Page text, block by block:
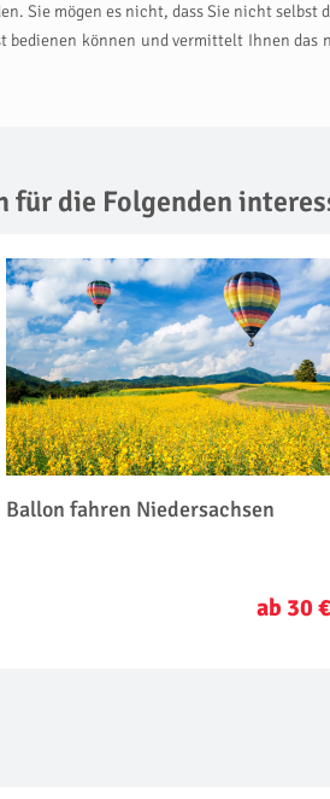
Sie mögen es nicht, dass Sie nicht selbst
bedienen können und vermittelt Ihnen das
für die Folgenden
Ballon fahren Niedersachsen
ab 30 €